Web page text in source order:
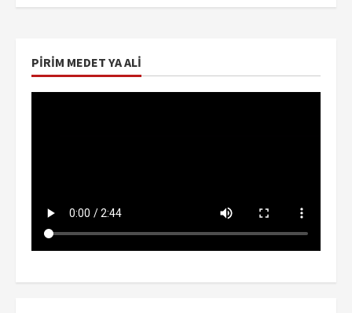
PIRIM MEDET YA ALI